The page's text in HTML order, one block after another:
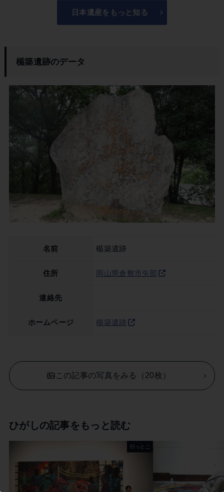
日本遺産をもっと知る
楯築遺跡のデータ
名前 楯築遺跡
住所 岡山県倉敷市矢部
連絡先
ホームページ 楯築遺跡
この記事の写真をみる（20枚）
ひがしの記事をもっと読む
行っとこ